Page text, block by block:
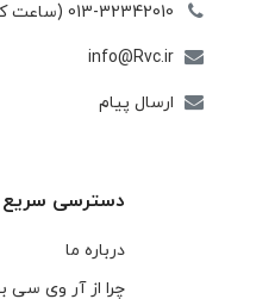
013-32342010 (ساعت کاری 9 الی 20:30)
info@Rvc.ir
ارسال پیام
دسترسی سریع
درباره ما
چرا از آر وی سی